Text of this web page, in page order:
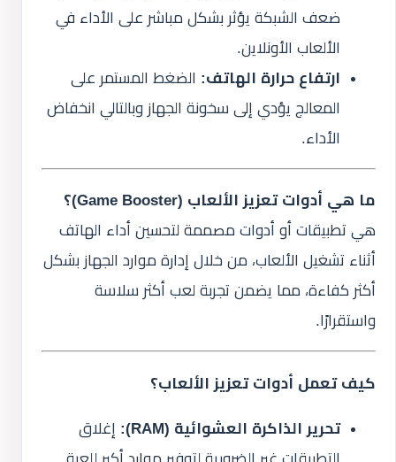
ضعف الشبكة يؤثر بشكل مباشر على الأداء في
الألعاب الأونلاين.
ارتفاع حرارة الهاتف: الضغط المستمر على
المعالج يؤدي إلى سخونة الجهاز وبالتالي انخفاض
الأداء.
ما هي أدوات تعزيز الألعاب (Game Booster)؟
هي تطبيقات أو أدوات مصممة لتحسين أداء الهاتف
أثناء تشغيل الألعاب، من خلال إدارة موارد الجهاز بشكل
أكثر كفاءة، مما يضمن تجربة لعب أكثر سلاسة
واستقرارًا.
كيف تعمل أدوات تعزيز الألعاب؟
تحرير الذاكرة العشوائية (RAM):
إغلاق
التطبيقات غير الضرورية لتوفير موارد أكبر للعبة.